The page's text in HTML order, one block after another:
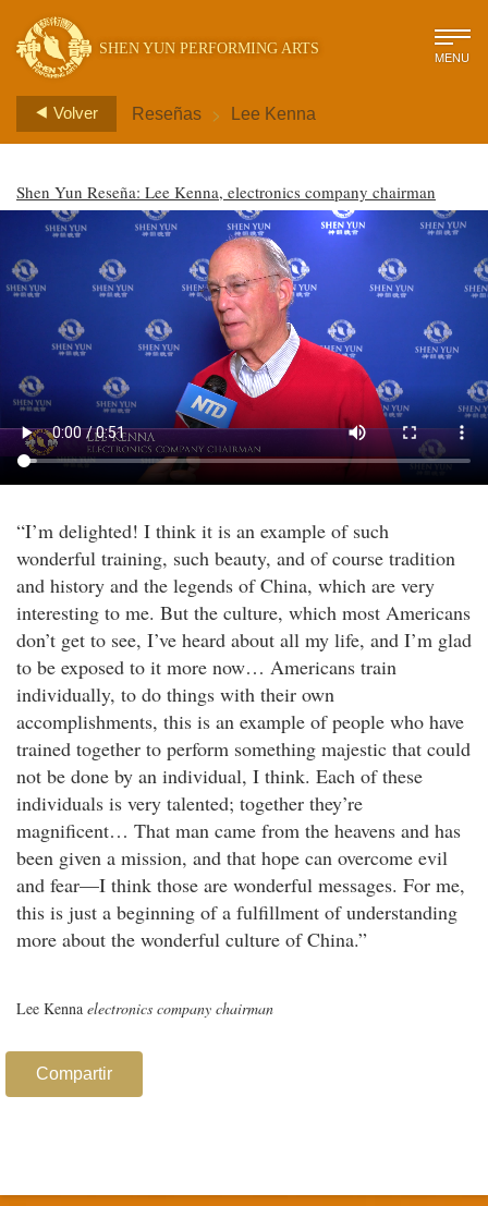
SHEN YUN PERFORMING ARTS MENU
Volver Reseñas > Lee Kenna
Shen Yun Reseña: Lee Kenna, electronics company chairman
“I’m delighted! I think it is an example of such
wonderful training, such beauty, and of course tradition
and history and the legends of China, which are very
interesting to me. But the culture, which most Americans
don’t get to see, I’ve heard about all my life, and I’m glad
to be exposed to it more now… Americans train
individually, to do things with their own
accomplishments, this is an example of people who have
trained together to perform something majestic that could
not be done by an individual, I think. Each of these
individuals is very talented; together they’re
magnificent… That man came from the heavens and has
been given a mission, and that hope can overcome evil
and fear—I think those are wonderful messages. For me,
this is just a beginning of a fulfillment of understanding
more about the wonderful culture of China.”
Lee Kenna electronics company chairman
Compartir